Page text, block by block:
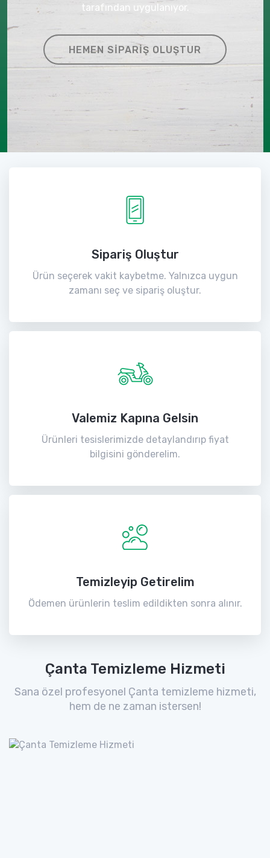
tarafından uygulanıyor.
HEMEN SIPARIŞ OLUŞTUR
Sipariş Oluştur
Ürün seçerek vakit kaybetme. Yalnızca uygun
zamanı seç ve sipariş oluştur.
Valemiz Kapına Gelsin
Ürünleri tesislerimizde detaylandırıp fiyat
bilgisini gönderelim.
Temizleyip Getirelim
Ödemen ürünlerin teslim edildikten sonra alınır.
Çanta Temizleme Hizmeti
Sana özel profesyonel Çanta temizleme hizmeti,
hem de ne zaman istersen!